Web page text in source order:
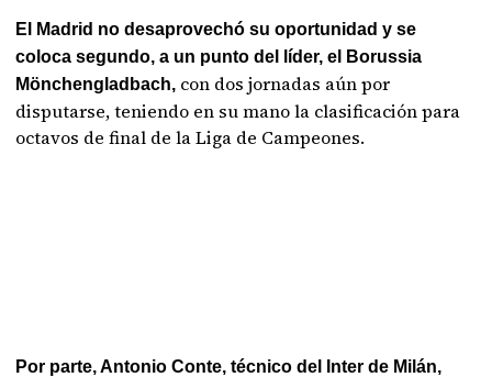
El Madrid no desaprovechó su oportunidad y se
coloca segundo, a un punto del líder, el Borussia
Mönchengladbach, con dos jornadas aún por
disputarse, teniendo en su mano la clasificación para
octavos de final de la Liga de Campeones.
Por parte, Antonio Conte, técnico del Inter de Milán,